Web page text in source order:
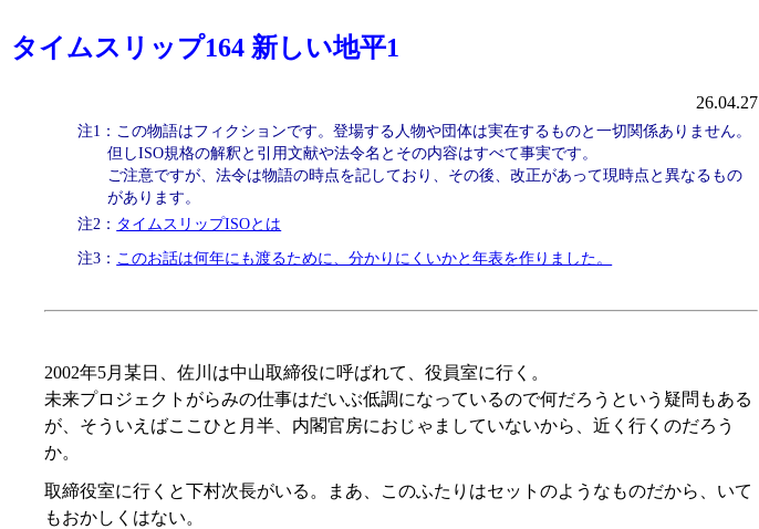
タイムスリップ164 新しい地平1
26.04.27
注1：この物語はフィクションです。登場する人物や団体は実在するものと一切関係ありません。
但しISO規格の解釈と引用文献や法令名とその内容はすべて事実です。
ご注意ですが、法令は物語の時点を記しており、その後、改正があって現時点と異なるもの
があります。
注2： タイムスリップISOとは
注3： このお話は何年にも渡るために、分かりにくいかと年表を作りました。
2002年5月某日、佐川は中山取締役に呼ばれて、役員室に行く。
未来プロジェクトがらみの仕事はだいぶ低調になっているので何だろうという疑問もある
が、そういえばここひと月半、内閣官房におじゃましていないから、近く行くのだろう
か。
取締役室に行くと下村次長がいる。まあ、このふたりはセットのようなものだから、いて
もおかしくはない。